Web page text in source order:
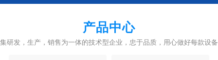
产品中心
集研发，生产，销售为一体的技术型企业，忠于品质，用心做好每款设备